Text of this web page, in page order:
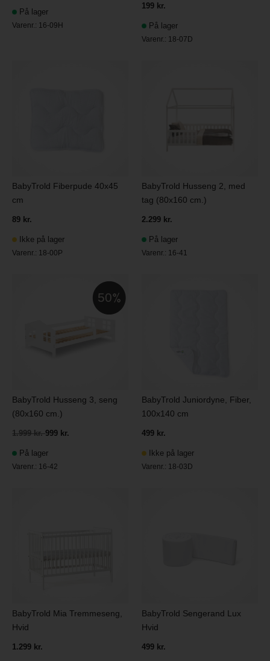
På lager
Varenr.: 16-09H
199 kr.
På lager
Varenr.: 18-07D
BabyTrold Fiberpude 40x45
cm
89 kr.
Ikke på lager
Varenr.: 18-00P
BabyTrold Husseng 2, med
tag (80x160 cm.)
2.299 kr.
På lager
Varenr.: 16-41
50
BabyTrold Husseng 3, seng
(80x160 cm.)
1.999 kr.999 kr.
På lager
Varenr.: 16-42
BabyTrold Juniordyne, Fiber,
100x140 cm
499 kr.
Ikke på lager
Varenr.: 18-03D
BabyTrold Mia Tremmeseng,
Hvid
1.299 kr.
BabyTrold Sengerand Lux
Hvid
499 kr.